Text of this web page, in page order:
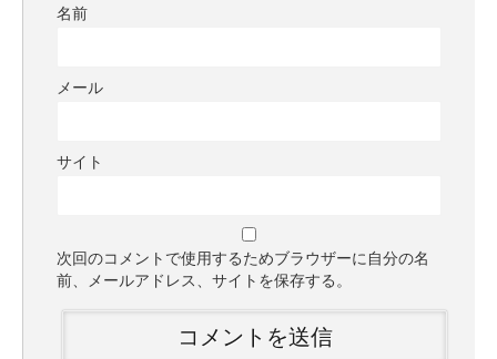
名前
メール
サイト
次回のコメントで使用するためブラウザーに自分の名
前、メールアドレス、サイトを保存する。